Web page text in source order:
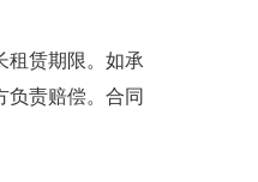
租赁期限。如承
负责赔偿。合同